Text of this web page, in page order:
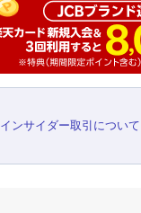
インサイダー取引について